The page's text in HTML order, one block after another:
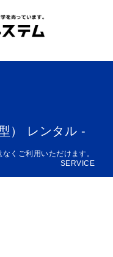
） レンタル -
くご利用いただけます。
SERVICE